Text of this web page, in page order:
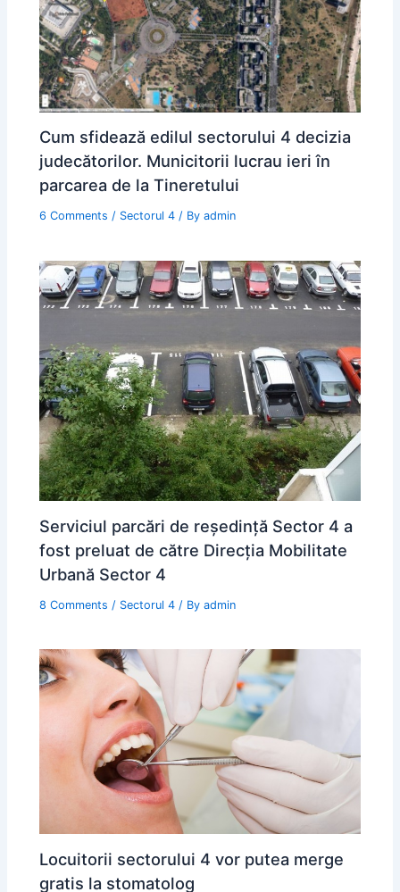
Cum sfidează edilul sectorului 4 decizia
judecătorilor. Municitorii lucrau ieri în
parcarea de la Tineretului
6 Comments / Sectorul 4 / Byadmin
Serviciul parcări de reședință Sector 4 a
fost preluat de către Direcția Mobilitate
Urbană Sector 4
8 Comments / Sectorul 4 / Byadmin
Locuitorii sectorului 4 vor putea merge
gratis la stomatolog